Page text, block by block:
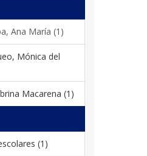
Ana María (1)
Mónica del
Macarena (1)
(1)